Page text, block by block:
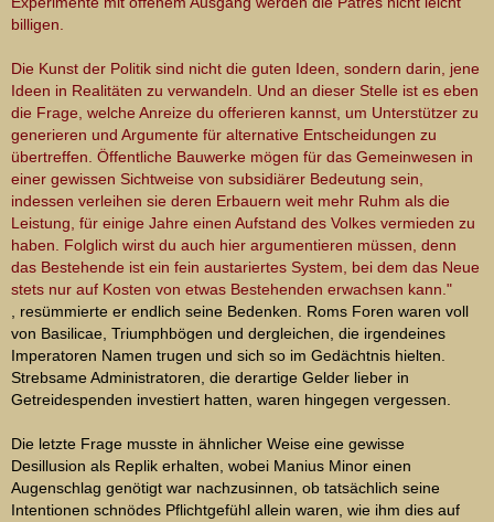
billigen.
Die Kunst der Politik sind nicht die guten Ideen, sondern darin, jene
Ideen in Realitäten zu verwandeln. Und an dieser Stelle ist es eben
die Frage, welche Anreize du offerieren kannst, um Unterstützer zu
generieren und Argumente für alternative Entscheidungen zu
übertreffen. Öffentliche Bauwerke mögen für das Gemeinwesen in
einer gewissen Sichtweise von subsidiärer Bedeutung sein,
indessen verleihen sie deren Erbauern weit mehr Ruhm als die
Leistung, für einige Jahre einen Aufstand des Volkes vermieden zu
haben. Folglich wirst du auch hier argumentieren müssen, denn
das Bestehende ist ein fein austariertes System, bei dem das Neue
stets nur auf Kosten von etwas Bestehenden erwachsen kann."
, resümmierte er endlich seine Bedenken. Roms Foren waren voll
von Basilicae, Triumphbögen und dergleichen, die irgendeines
Imperatoren Namen trugen und sich so im Gedächtnis hielten.
Strebsame Administratoren, die derartige Gelder lieber in
Getreidespenden investiert hatten, waren hingegen vergessen.
Die letzte Frage musste in ähnlicher Weise eine gewisse
Desillusion als Replik erhalten, wobei Manius Minor einen
Augenschlag genötigt war nachzusinnen, ob tatsächlich seine
Intentionen schnödes Pflichtgefühl allein waren, wie ihm dies auf